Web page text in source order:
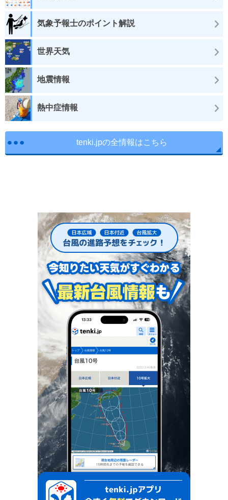
気象予報士のポイント解説
世界天気
地震情報
熱中症情報
tenki.jpの全情報はこちら